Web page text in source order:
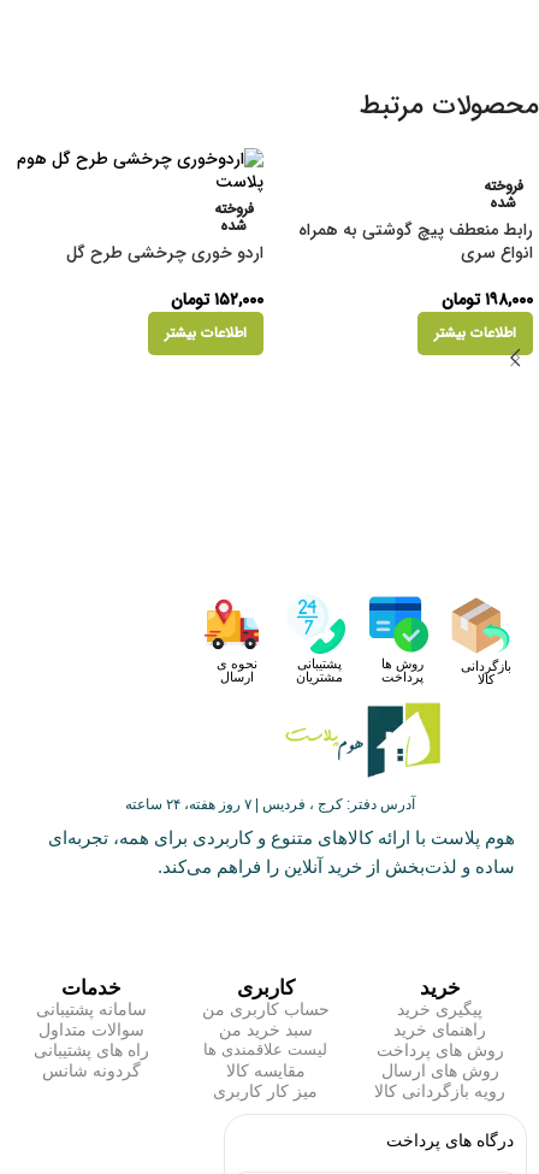
محصولات مرتبط
فروخته
شده
رابط منعطف پیچ گوشتی به همراه
انواع سری
۱۹۸,۰۰۰تومان
اطلاعات بیشتر
فروخته
شده
اردو خوری چرخشی طرح گل
۱۵۲,۰۰۰تومان
اطلاعات بیشتر
بازگردانی
کالا
روش ها
پرداخت
پشتیبانی
مشتریان
نحوه ی
ارسال
آدرس دفتر: کرج ، فردیس | ۷ روز هفته، ۲۴ ساعته
هوم پلاست با ارائه کالاهای متنوع و کاربردی برای همه، تجربه‌ای
ساده و لذت‌بخش از خرید آنلاین را فراهم می‌کند.
خرید
پیگیری خرید
راهنمای خرید
روش های پرداخت
روش های ارسال
رویه بازگردانی کالا
کاربری
حساب کاربری من
سبد خرید من
لیست علاقمندی ها
مقایسه کالا
میز کار کاربری
خدمات
سامانه پشتیبانی
سوالات متداول
راه های پشتیبانی
گردونه شانس
درگاه های پرداخت